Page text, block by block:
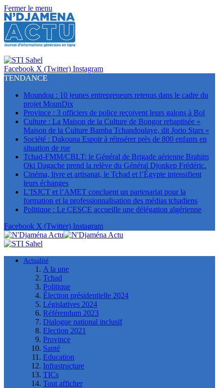
Fermer le menu
Facebook X (Twitter) Instagram
TENDANCE
Moundou : 10 jeunes entrepreneurs retenus dans le cadre du
projet MounDix
Province : 3 officiers de police reçoivent leurs galons à Bol
Culture : La Maison de la Culture de Bongor rebaptisée «
Maison de la Culture Bamba Tchandoulaye, dit Jorio Stars »
Société : Dakouna Espoir à réinsérer près de 800 enfants en
situation de rue
Tchad-FMM/CBLT: le Général de Brigade aérienne Brahim
Oki Dagache prend la relève du Général Djonkep Frédéric.
Cinéma, livre et artisanat, le Tchad et l’Égypte intensifient
leurs échanges
L’ISJCT et l’AMET concluent un partenariat pour la
formation et la professionnalisation des médias tchadiens
Politique : Le CESCE accueille une délégation algérienne
Facebook X (Twitter) Instagram
Actualité
A la une
Tchad
Politique
Élection présidentielle 2024
Législatives 2024
Référendum 2023
Dialogue national inclusif
Election 2021
Province
Santé
Education
Infrastructure
TICs
Tout afficher